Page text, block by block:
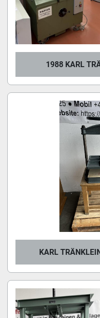
1988 KARL
KARL